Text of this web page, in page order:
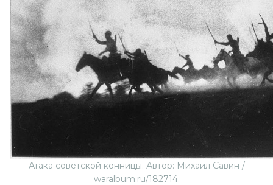
Атака советской конницы. Автор: Михаил Савин /
waralbum.ru/182714.